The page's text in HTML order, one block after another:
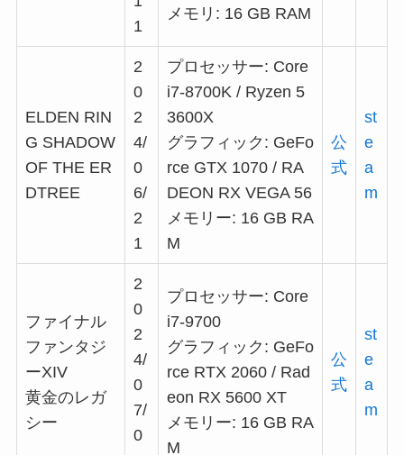
1
メモリ: 16 GB RAM
ELDEN RIN
G SHADOW
OF THE ER
DTREE
2
0
2
4/
0
6/
2
1
プロセッサー: Core
i7-8700K / Ryzen 5
3600X
グラフィック: GeFo
rce GTX 1070 / RA
DEON RX VEGA 56
メモリー: 16 GB RA
M
公
式
st
e
a
m
ファイナル
ファンタジ
ーXIV
黄金のレガ
シー
2
0
2
4/
0
7/
0
プロセッサー: Core
i7-9700
グラフィック: GeFo
rce RTX 2060 / Rad
eon RX 5600 XT
メモリー: 16 GB RA
M
公
式
st
e
a
m